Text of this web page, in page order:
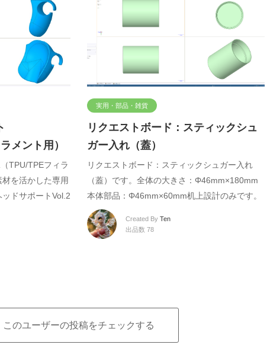
メント用）
TPU/TPEフィラ
を活かした専用
ドサポートVol.2
実用・部品・雑貨
リクエストボード：スティックシュ
ガー入れ（蓋）
リクエストボード：スティックシュガー入れ
（蓋）です。全体の大きさ：Φ46mm×180mm
本体部品：Φ46mm×60mm机上設計のみです。
Created By Ten
出品数 78
このユーザーの投稿をチェックする